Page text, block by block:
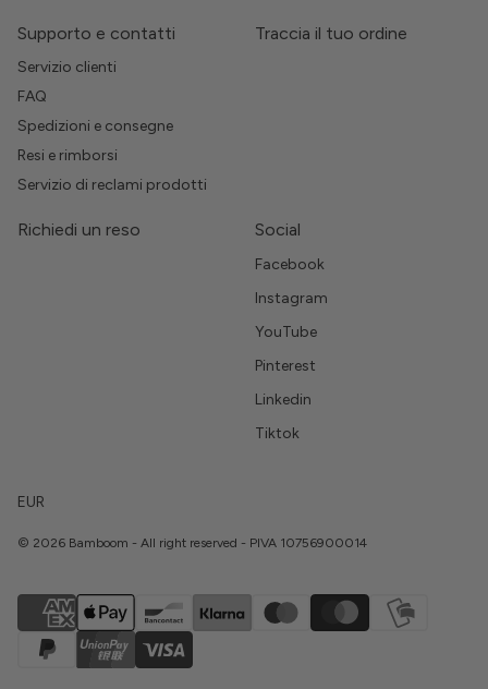
Supporto e contatti
Servizio clienti
FAQ
Spedizioni e consegne
Resi e rimborsi
Servizio di reclami prodotti
Traccia il tuo ordine
Richiedi un reso Social
Facebook
Instagram
YouTube
Pinterest
Linkedin
Tiktok
EUR
© 2026 Bamboom - All right reserved - PIVA 10756900014